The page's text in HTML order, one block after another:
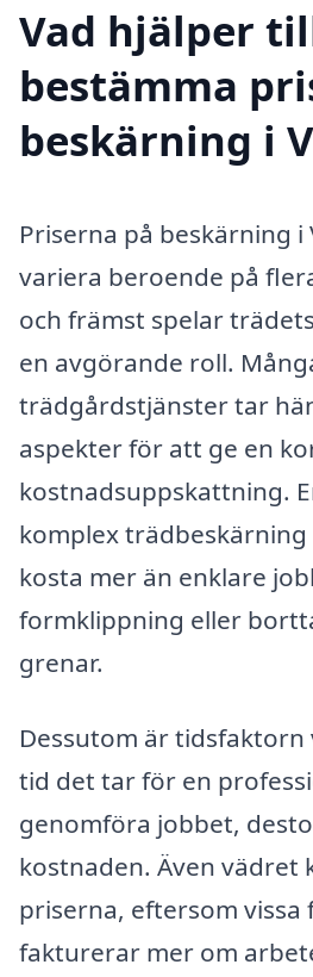
Vad hjälper
bestämma
beskärning i
Priserna på beskärning i
variera beroende på
och främst spelar
en avgörande roll.
trädgårdstjänster tar
aspekter för att ge en
kostnadsuppskattning.
komplex
kosta mer än enklare
formklippning eller
grenar.
Dessutom är tidsfaktorn
tid det tar för en
genomföra jobbet,
kostnaden. Även vädret
priserna, eftersom vissa
fakturerar mer om